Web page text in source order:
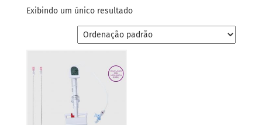
Exibindo um único resultado